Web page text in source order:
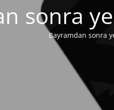
sonra
Bayramdan sonra